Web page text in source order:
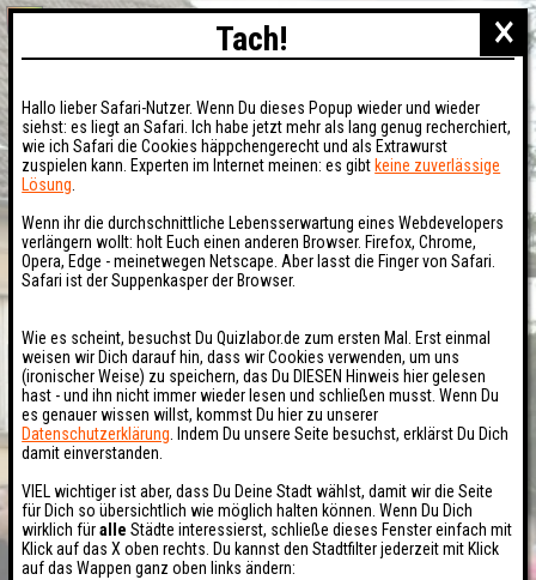
×
Tach!
Hallo lieber Safari-Nutzer. Wenn Du dieses Popup wieder und wieder
siehst: es liegt an Safari. Ich habe jetzt mehr als lang genug recherchiert,
wie ich Safari die Cookies häppchengerecht und als Extrawurst
zuspielen kann. Experten im Internet meinen: es gibt keine zuverlässige
Lösung
Wenn ihr die durchschnittliche Lebensserwartung eines Webdevelopers
verlängern wollt: holt Euch einen anderen Browser. Firefox, Chrome,
Opera, Edge - meinetwegen Netscape. Aber lasst die Finger von Safari.
Safari ist der Suppenkasper der Browser.
Wie es scheint, besuchst Du Quizlabor.de zum ersten Mal. Erst einmal
weisen wir Dich darauf hin, dass wir Cookies verwenden, um uns
(ironischer Weise) zu speichern, das Du DIESEN Hinweis hier gelesen
hast - und ihn nicht immer wieder lesen und schließen musst. Wenn Du
es genauer wissen willst, kommst Du hier zu unserer
Datenschutzerklärung . Indem Du unsere Seite besuchst, erklärst Du Dich
damit einverstanden.
VIEL wichtiger ist aber, dass Du Deine Stadt wählst, damit wir die Seite
für Dich so übersichtlich wie möglich halten können. Wenn Du Dich
wirklich füralle Städte interessierst, schließe dieses Fenster einfach mit
Klick auf das X oben rechts. Du kannst den Stadtfilter jederzeit mit Klick
auf das Wappen ganz oben links ändern: